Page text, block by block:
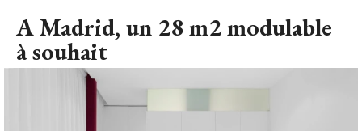
A Madrid, un 28 m2 modulable
à souhait